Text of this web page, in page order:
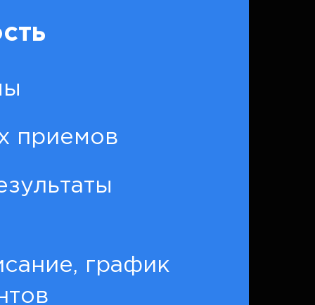
приемов
график